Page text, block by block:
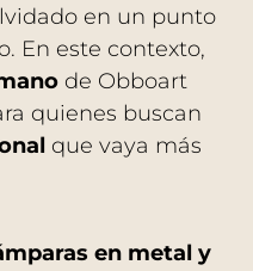
en un punto
En este contexto,
de Obboart
quienes buscan
que vaya más
en metal y